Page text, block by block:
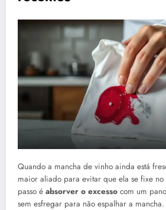
Quando a mancha de vinho ainda está
maior aliado para evitar que ela se fixe
passo é absorver o excesso com um
sem esfregar para não espalhar a mancha.